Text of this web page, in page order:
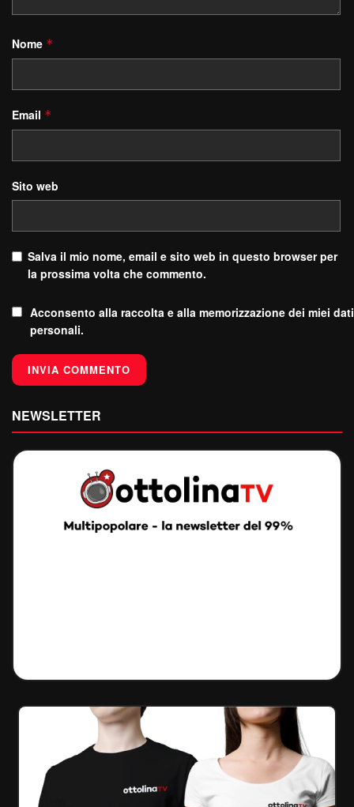
Nome *
Email *
Sito web
Salva il mio nome, email e sito web in questo browser per
la prossima volta che commento.
Acconsento alla raccolta e alla memorizzazione dei miei dati
personali.
NEWSLETTER